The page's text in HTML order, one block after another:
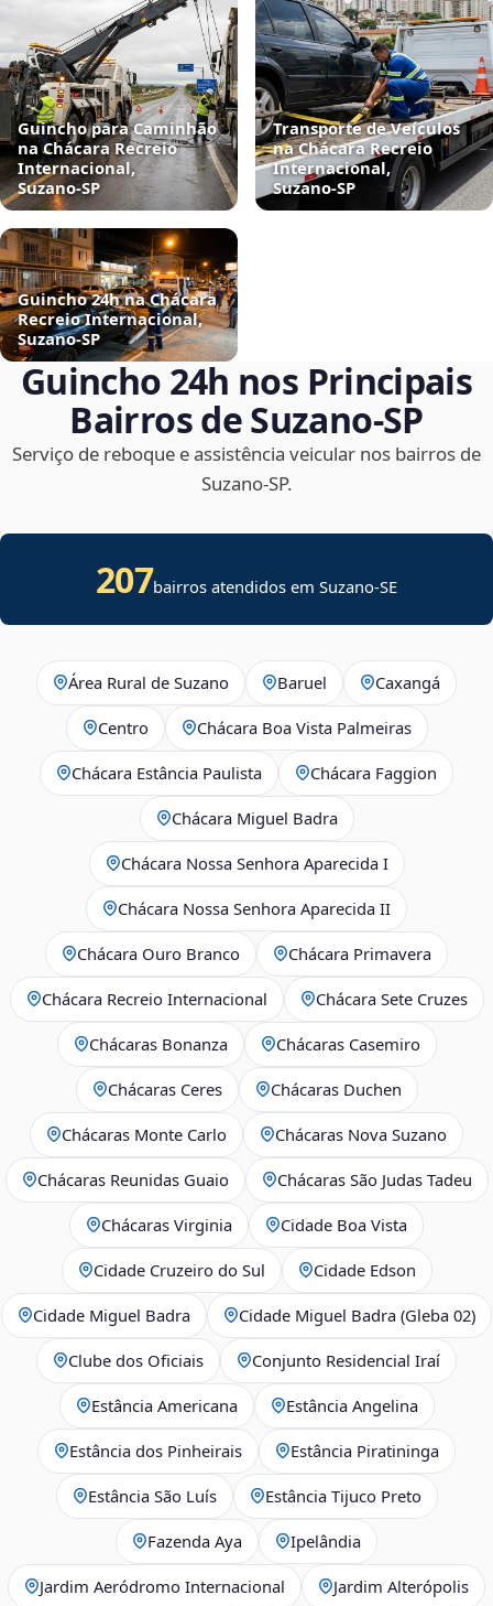
Guincho para Caminhão
na Chácara Recreio
Internacional,
Suzano‑SP
Transporte de Veículos
na Chácara Recreio
Internacional,
Suzano‑SP
Guincho 24h na Chácara
Recreio Internacional,
Suzano‑SP
Guincho 24h nos Principais
Bairros de Suzano‑SP
Serviço de reboque e assistência veicular nos bairros de
Suzano‑SP.
207bairros atendidos emSuzano-SE
Área Rural de Suzano Baruel Caxangá
Centro Chácara Boa Vista Palmeiras
Chácara Estância Paulista Chácara Faggion
Chácara Miguel Badra
Chácara Nossa Senhora Aparecida I
Chácara Nossa Senhora Aparecida II
Chácara Ouro Branco Chácara Primavera
Chácara Recreio Internacional Chácara Sete Cruzes
Chácaras Bonanza Chácaras Casemiro
Chácaras Ceres Chácaras Duchen
Chácaras Monte Carlo Chácaras Nova Suzano
Chácaras Reunidas Guaio Chácaras São Judas Tadeu
Chácaras Virginia Cidade Boa Vista
Cidade Cruzeiro do Sul Cidade Edson
Cidade Miguel Badra Cidade Miguel Badra (Gleba 02)
Clube dos Oficiais Conjunto Residencial Iraí
Estância Americana Estância Angelina
Estância dos Pinheirais Estância Piratininga
Estância São Luís Estância Tijuco Preto
Fazenda Aya Ipelândia
Jardim Aeródromo Internacional Jardim Alterópolis